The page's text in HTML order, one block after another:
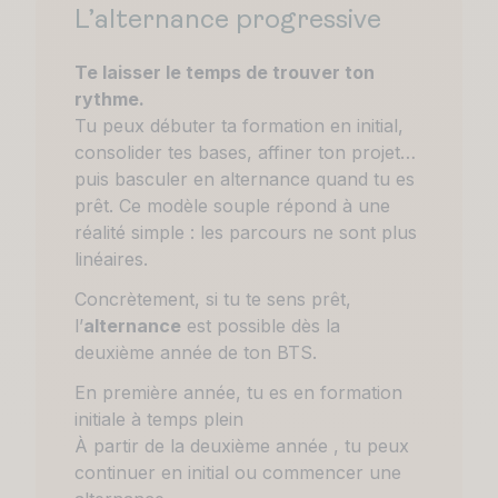
examens
Tarif : 4 900 € net de taxe / an
site
L’alternance progressive
Te laisser le temps de trouver ton
rythme.
Tu peux débuter ta formation en initial,
consolider tes bases, affiner ton projet…
puis basculer en alternance quand tu es
prêt. Ce modèle souple répond à une
réalité simple : les parcours ne sont plus
linéaires.
Concrètement, si tu te sens prêt,
l’alternance est possible dès la
deuxième année de ton BTS.
En première année, tu es en formation
initiale à temps plein
À partir de la deuxième année , tu peux
continuer en initial ou commencer une